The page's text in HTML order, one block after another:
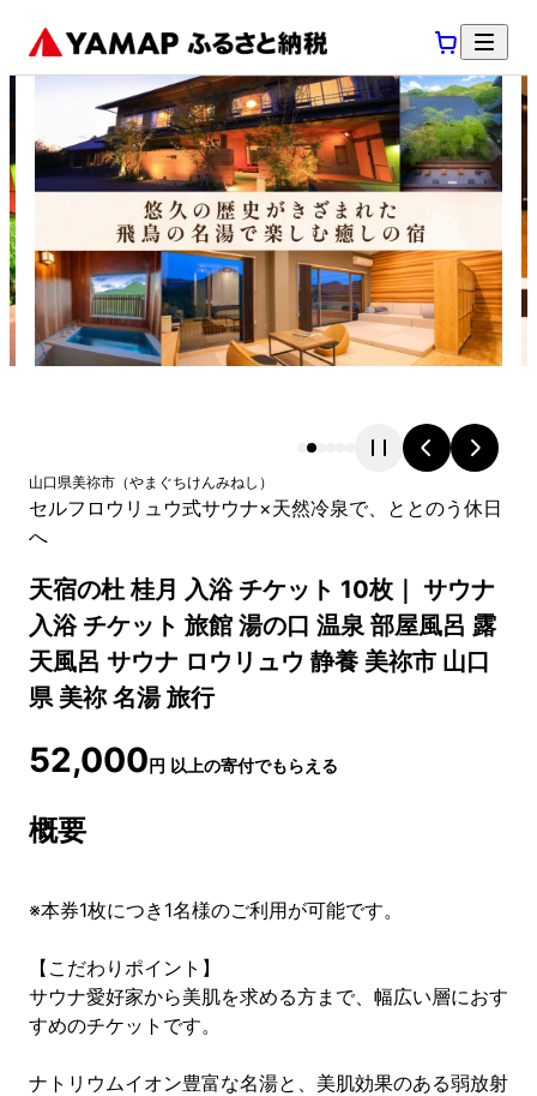
山口県美祢市 （やまぐちけんみねし ）
セルフロウリュウ式サウナ×天然冷泉で、ととのう休日
へ
天宿の杜 桂月 入浴 チケット 10枚｜ サウナ
入浴 チケット 旅館 湯の口 温泉 部屋風呂 露
天風呂 サウナ ロウリュウ 静養 美祢市 山口
県 美祢 名湯 旅行
52,000円 以上の寄付でもらえる
概要
※本券1枚につき1名様のご利用が可能です。
【こだわりポイント】
サウナ愛好家から美肌を求める方まで、幅広い層におす
すめのチケットです。
ナトリウムイオン豊富な名湯と、美肌効果のある弱放射